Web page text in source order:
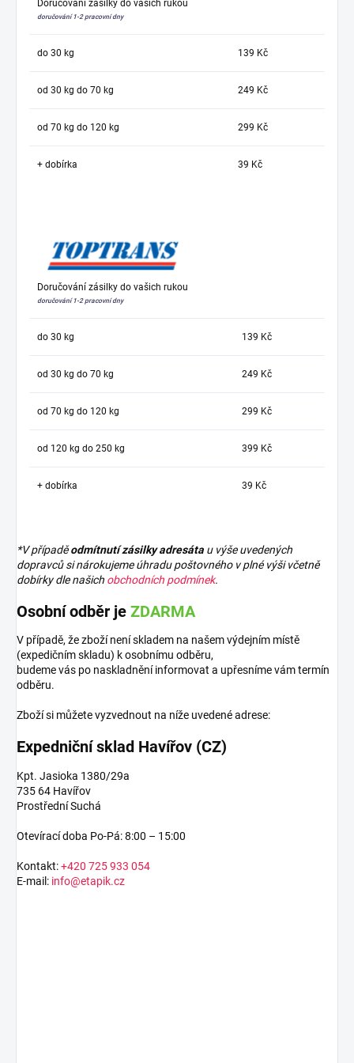
Doručování zásilky do vašich rukou
doručování 1-2 pracovní dny
do 30 kg 139 Kč
od 30 kg do 70 kg 249 Kč
od 70 kg do 120 kg 299 Kč
+ dobírka 39 Kč
Doručování zásilky do vašich rukou
doručování 1-2 pracovní dny
do 30 kg 139 Kč
od 30 kg do 70 kg 249 Kč
od 70 kg do 120 kg 299 Kč
od 120 kg do 250 kg 399 Kč
+ dobírka 39 Kč
*V případěodmítnutí zásilky adresáta u výše uvedených
dopravců si nárokujeme úhradu poštovného v plné výši včetně
dobírky dle našich obchodních podmínek.
Osobní odběr je ZDARMA
V případě, že zboží není skladem na našem výdejním místě
(expedičním skladu) k osobnímu odběru,
budeme vás po naskladnění informovat a upřesníme vám termín
odběru.
Zboží si můžete vyzvednout na níže uvedené adrese:
Expedniční sklad Havířov (CZ)
Kpt. Jasioka 1380/29a
735 64 Havířov
Prostřední Suchá
Otevírací doba Po-Pá: 8:00 – 15:00
Kontakt:+420 725 933 054
E-mail: info@etapik.cz